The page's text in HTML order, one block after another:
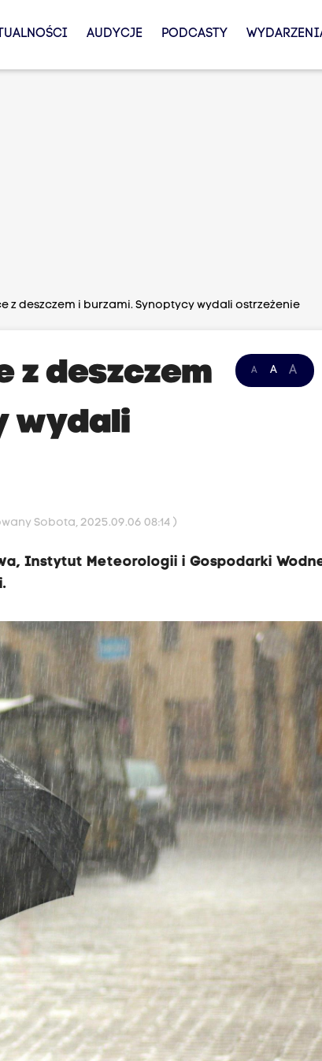
AUDYCJE PODCASTY
z deszczem i burzami. Synoptycy wydali ostrzeżenie
A A A
z deszczem
wydali
Sobota, 2025.09.06 08:14 )
Instytut Meteorologii i Gospodarki